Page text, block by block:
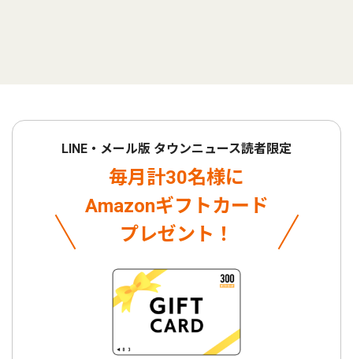
LINE・メール版 タウンニュース読者限定
毎月計30名様に
Amazonギフトカード
プレゼント！